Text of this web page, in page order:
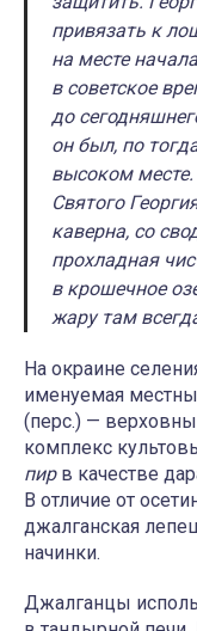
привязать к
на месте
в советское
до
он был, по
высоком
Святого
каверна, со
прохладная
в крошечное
жару там
На окраине
именуемая
(перс.) —
комплекс
пир в качестве
В отличие от
джалганская
начинки.
Джалганцы